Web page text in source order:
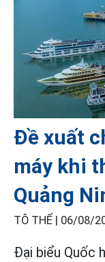
Đề xuất
máy khi
Quảng
TÔ THẾ | 06/08/
Đại biểu Quốc